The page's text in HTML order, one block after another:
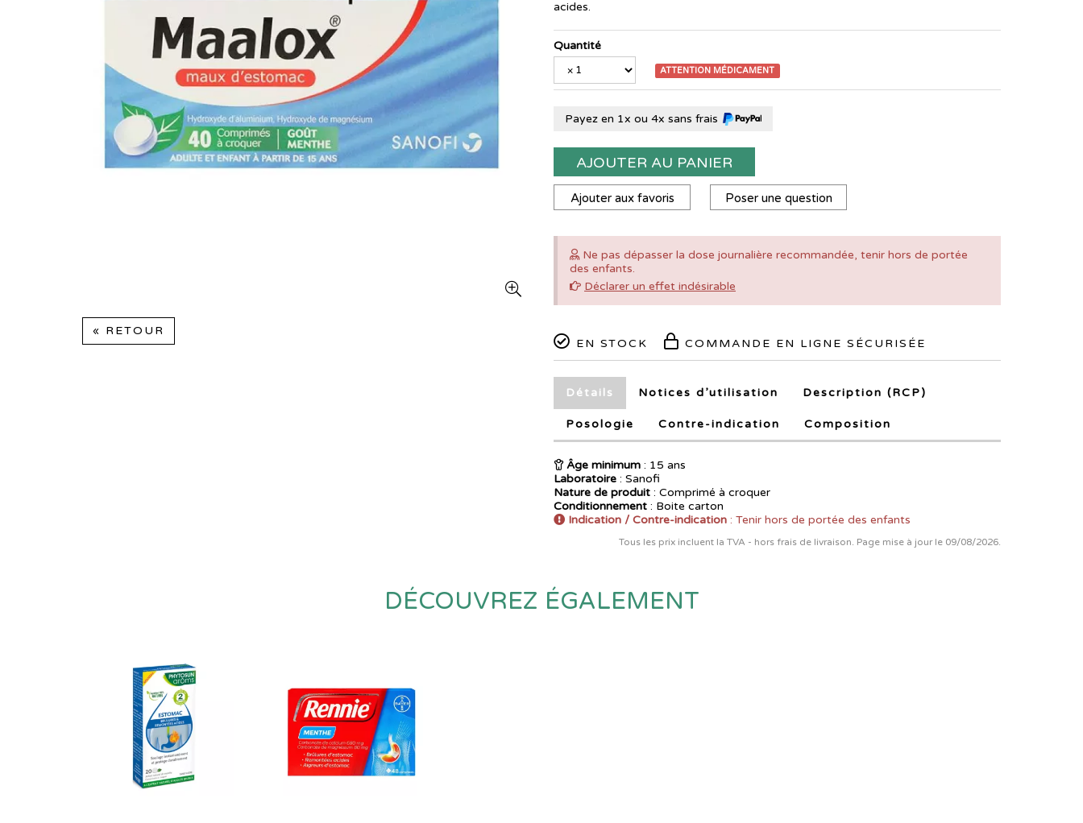
« RETOUR
acides.
Quantité
ATTENTION MÉDICAMENT
Payez en 1x ou 4x sans frais
AJOUTER AU PANIER
Ajouter aux favoris Poser une question
Ne pas dépasser la dose journalière recommandée, tenir hors de portée
des enfants.
Déclarer un effet indésirable
EN STOCK COMMANDE EN LIGNE SÉCURISÉE
Détails Notices d’utilisation Description (RCP)
Posologie Contre-indication Composition
Âge minimum : 15 ans
Laboratoire : Sanofi
Nature de produit : Comprimé à croquer
Conditionnement : Boite carton
Indication / Contre-indication : Tenir hors de portée des enfants
Tous les prix incluent la TVA - hors frais de livraison. Page mise à jour le 09/08/2026.
DÉCOUVREZ ÉGALEMENT